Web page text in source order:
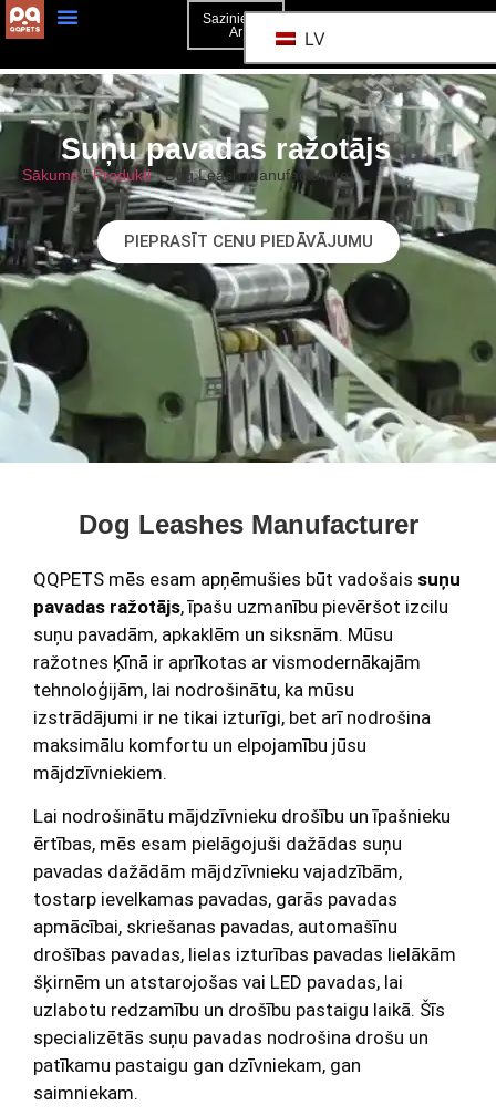
Sazinieties
Ar
LV
Suņu pavadas ražotājs
Sākums"Produkti"Dog Leash Manufacturere
PIEPRASĪT CENU PIEDĀVĀJUMU
Dog Leashes Manufacturer
QQPETS mēs esam apņēmušies būt vadošais suņu
pavadas ražotājs, īpašu uzmanību pievēršot izcilu
suņu pavadām, apkaklēm un siksnām. Mūsu
ražotnes Ķīnā ir aprīkotas ar vismodernākajām
tehnoloģijām, lai nodrošinātu, ka mūsu
izstrādājumi ir ne tikai izturīgi, bet arī nodrošina
maksimālu komfortu un elpojamību jūsu
mājdzīvniekiem.
Lai nodrošinātu mājdzīvnieku drošību un īpašnieku
ērtības, mēs esam pielāgojuši dažādas suņu
pavadas dažādām mājdzīvnieku vajadzībām,
tostarp ievelkamas pavadas, garās pavadas
apmācībai, skriešanas pavadas, automašīnu
drošības pavadas, lielas izturības pavadas lielākām
šķirnēm un atstarojošas vai LED pavadas, lai
uzlabotu redzamību un drošību pastaigu laikā. Šīs
specializētās suņu pavadas nodrošina drošu un
patīkamu pastaigu gan dzīvniekam, gan
saimniekam.